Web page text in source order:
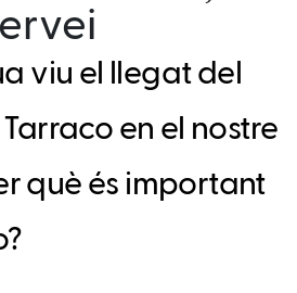
viu el llegat del
en el nostre
què és important